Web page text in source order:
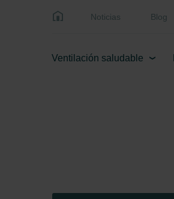
Noticias Blog
Ventilación saludable